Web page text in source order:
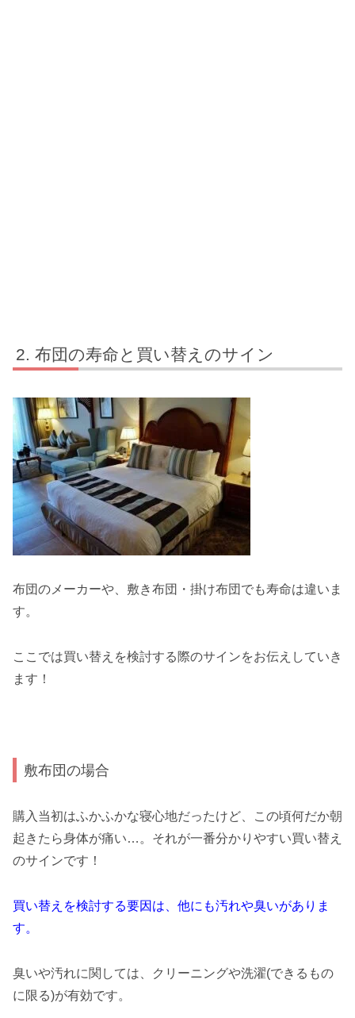
布団の寿命と買い替えのサイン
布団のメーカーや、敷き布団・掛け布団でも寿命は違いま
す。
ここでは買い替えを検討する際のサインをお伝えしていき
ます！
敷布団の場合
購入当初はふかふかな寝心地だったけど、この頃何だか朝
起きたら身体が痛い…。それが一番分かりやすい買い替え
のサインです！
買い替えを検討する要因は、他にも汚れや臭いがありま
す。
臭いや汚れに関しては、クリーニングや洗濯(できるもの
に限る)が有効です。